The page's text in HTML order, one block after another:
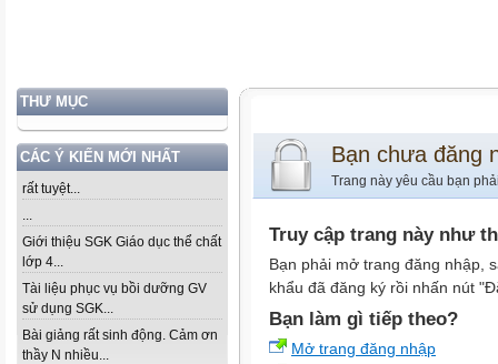
THƯ MỤC
CÁC Ý KIẾN MỚI NHẤT
rất tuyệt...
...
Giới thiệu SGK Giáo dục thể chất
lớp 4...
Tài liệu phục vụ bồi dưỡng GV
sử dụng SGK...
Bài giảng rất sinh động. Cảm ơn
thầy N nhiều...
Bạn chưa đăng
Trang này yêu cầu bạn
Truy cập trang này như
Bạn phải mở trang đăng nhập,
khẩu đã đăng ký rồi nhấn nút
Bạn làm gì tiếp theo?
Mở trang đăng nhập